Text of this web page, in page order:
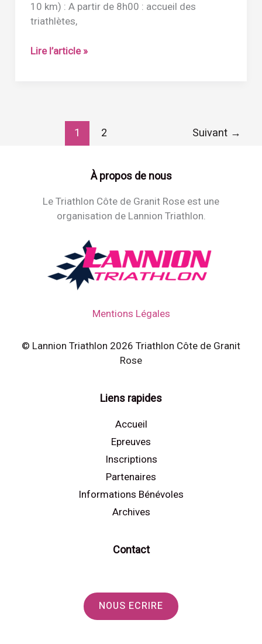
10 km) : A partir de 8h00 : accueil des
triathlètes,
Le
Lire l’article »
1 2 Suivant →
À propos de nous
Le Triathlon Côte de Granit Rose est une
organisation de Lannion Triathlon.
Mentions Légales
© Lannion Triathlon 2026 Triathlon Côte de Granit
Rose
Liens rapides
Accueil
Epreuves
Inscriptions
Partenaires
Informations Bénévoles
Archives
Contact
NOUS ECRIRE